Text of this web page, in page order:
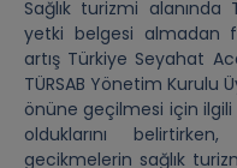
Sağlık turizmi alanında
yetki belgesi almadan
artış Türkiye Seyahat
TÜRSAB Yönetim Kurulu
önüne geçilmesi için
olduklarını
gecikmelerin sağlık